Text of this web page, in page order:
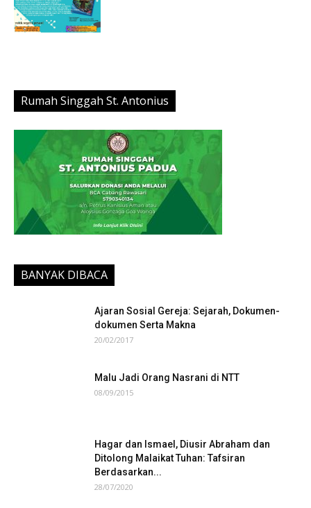
Rumah Singgah St. Antonius
BANYAK DIBACA
Ajaran Sosial Gereja: Sejarah, Dokumen-
dokumen Serta Makna
20/02/2017
Malu Jadi Orang Nasrani di NTT
08/09/2015
Hagar dan Ismael, Diusir Abraham dan
Ditolong Malaikat Tuhan: Tafsiran
Berdasarkan...
28/07/2020